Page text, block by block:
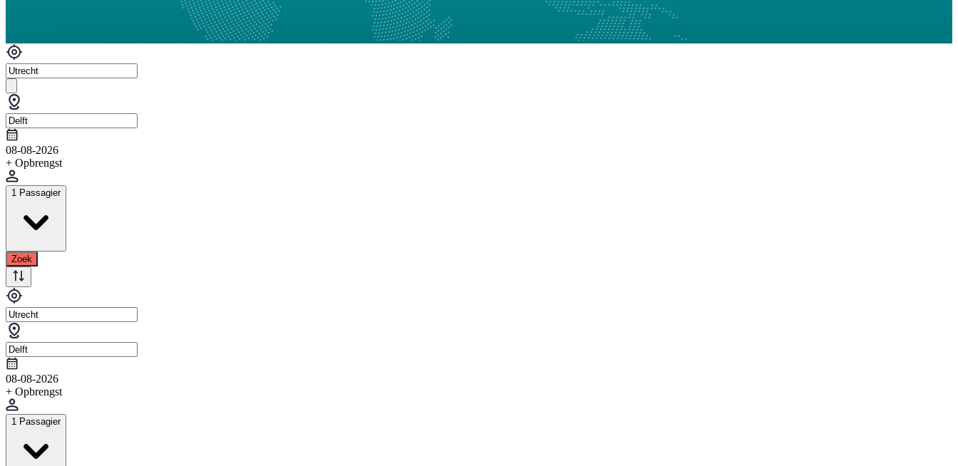
08-08-2026
+ Opbrengst
1 Passagier
Zoek
08-08-2026
+ Opbrengst
1 Passagier